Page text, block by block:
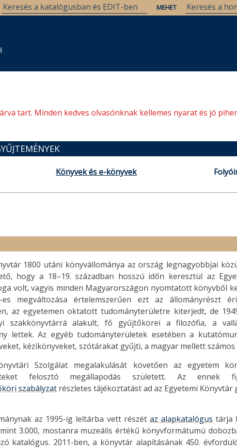
tart. Minden kedves olvasónknak kellemes nyarat és jó
Könyvek és e-könyvek
1800 utáni könyvállománya az ország legnagyobbjai
hogy a 18–19. században hosszú időn keresztül az
volt, vagyis minden Magyarországon nyomtatott könyvből
es megváltozása értelemszerűen ezt az állományrészt
az egyetemen oktatott tudományterületre kiterjedt, de
szakkönyvtárrá alakult, fő gyűjtőkörei a filozófia, a
lettek. Az egyéb tudományterületek esetében a
kézikönyveket, szótárakat gyűjti, a magyar mellett számos
Szolgálat megalakulását követően az egyetem
felosztó megállapodás született. Az ennek
szabályzat részletes tájékoztatást ad az Egyetemi
az 1995-ig leltárba vett részét az alapkatalógus tárja
3.000, mostanra muzeális értékű könyvformátumú
katalógus. 2011-ben, a könyvtár alapításának 450.